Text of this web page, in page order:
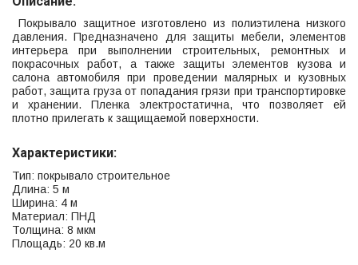
Покрывало защитное изготовлено из полиэтилена низкого
давления. Предназначено для защиты мебели, элементов
интерьера при выполнении строительных, ремонтных и
покрасочных работ, а также защиты элементов кузова и
салона автомобиля при проведении малярных и кузовных
работ, защита груза от попадания грязи при транспортировке
и хранении. Пленка электростатична, что позволяет ей
плотно прилегать к защищаемой поверхности.
Характеристики:
Тип: покрывало строительное
Длина: 5 м
Ширина: 4 м
Материал: ПНД
Толщина: 8 мкм
Площадь: 20 кв.м